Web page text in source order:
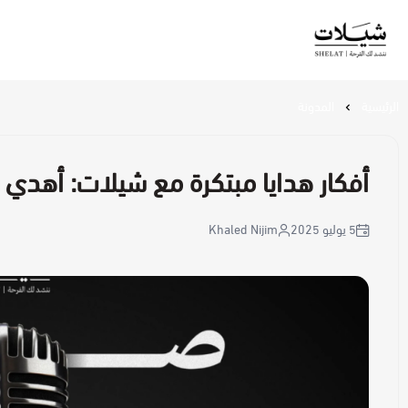
شيلات
أفكار هدايا مبتكرة مع شيلات:
5 يوليو 2025 Khaled Nijim